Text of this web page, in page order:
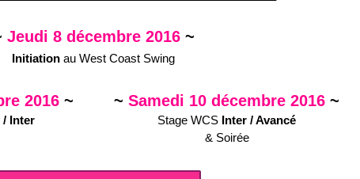
Jeudi 8 décembre 2016 ~
Initiation au West Coast Swing
2016 ~
/ Inter
~ Samedi 10 décembre 2016 ~
Stage WCS Inter / Avancé
& Soirée